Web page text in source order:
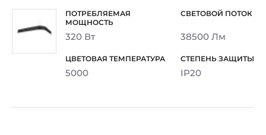
320 Вт 38500 Лм
5000 IP20